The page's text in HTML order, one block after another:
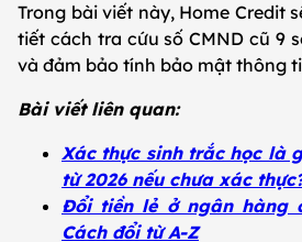
Trong bài viết này, Home Credit
tiết cách tra cứu số CMND cũ 9
và đảm bảo tính bảo mật thông
Bài viết liên quan:
Xác thực sinh trắc học là
từ 2026 nếu chưa xác
Đổi tiền lẻ ở ngân hàng
Cách đổi từ A-Z